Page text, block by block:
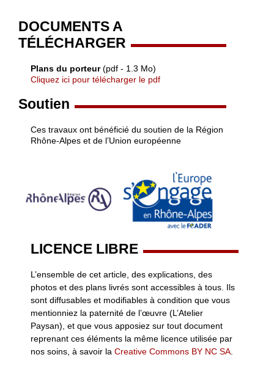
DOCUMENTS A
TÉLÉCHARGER
Plans du porteur(pdf - 1.3 Mo)
Cliquez ici pour télécharger le pdf
Soutien
Ces travaux ont bénéficié du soutien de la Région
Rhône-Alpes et de l’Union européenne
LICENCE LIBRE
L’ensemble de cet article, des explications, des
photos et des plans livrés sont accessibles à tous. Ils
sont diffusables et modifiables à condition que vous
mentionniez la paternité de l’œuvre (L’Atelier
Paysan), et que vous apposiez sur tout document
reprenant ces éléments la même licence utilisée par
nos soins, à savoir la Creative Commons BY NC SA.